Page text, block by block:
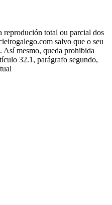
reprodución total ou parcial dos
salvo que o seu
Así mesmo, queda prohibida
32.1, parágrafo segundo,